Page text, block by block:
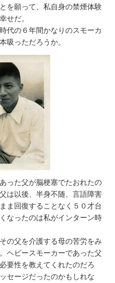
を願って、私自身の禁煙体験
せだ。
代の６年間かなりのスモーカ
吸っただろうか。
った父が脳梗塞でたおれたの
は以後、半身不随、言語障害
ま回復することなく５０才台
なったのは私がインターン時
の父を介護する母の苦労をみ
ヘビースモーカーであった父
要性を教えてくれたのだろ
セージだったのかもしれな